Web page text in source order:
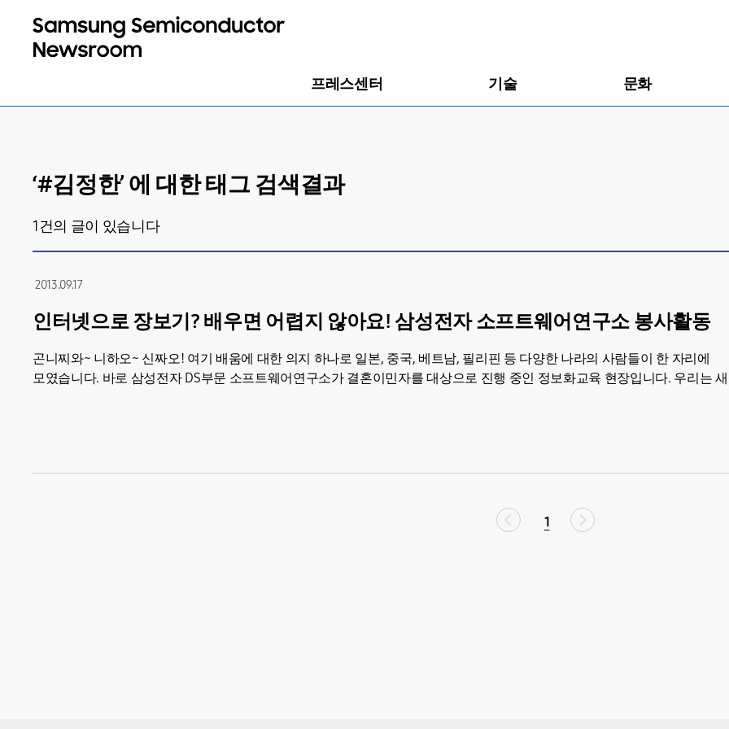
프레스센터 기술 문화
‘#김정한’ 에 대한 태그 검색결과
1건의 글이 있습니다
2013.09.17
인터넷으로 장보기? 배우면 어렵지 않아요! 삼성전자 소프트웨어연구소 봉사활동
곤니찌와~ 니하오~ 신짜오! 여기 배움에 대한 의지 하나로 일본, 중국, 베트남, 필리핀 등 다양한 나라의 사람들이 한 자리에
모였습니다. 바로 삼성전자 DS부문 소프트웨어연구소가 결혼이민자를 대상으로 진행 중인 정보화교육 현장입니다. 우리는
1